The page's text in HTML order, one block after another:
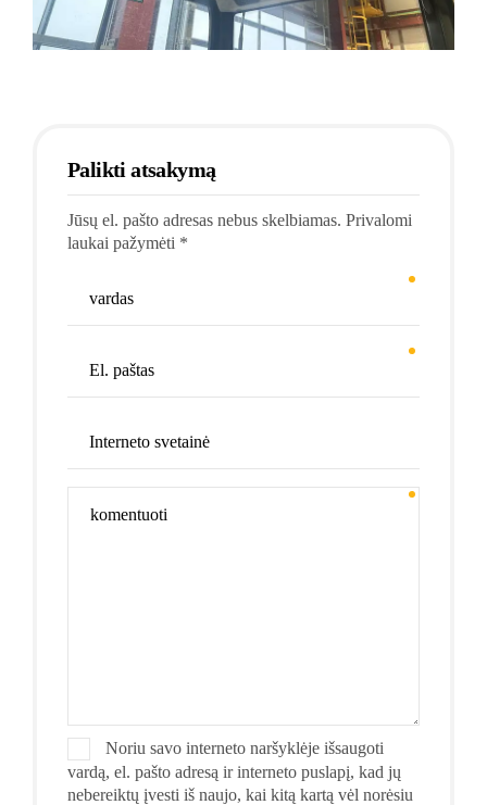
Palikti atsakymą
Jūsų el. pašto adresas nebus skelbiamas. Privalomi
laukai pažymėti *
Noriu savo interneto naršyklėje išsaugoti
vardą, el. pašto adresą ir interneto puslapį, kad jų
nebereiktų įvesti iš naujo, kai kitą kartą vėl norėsiu